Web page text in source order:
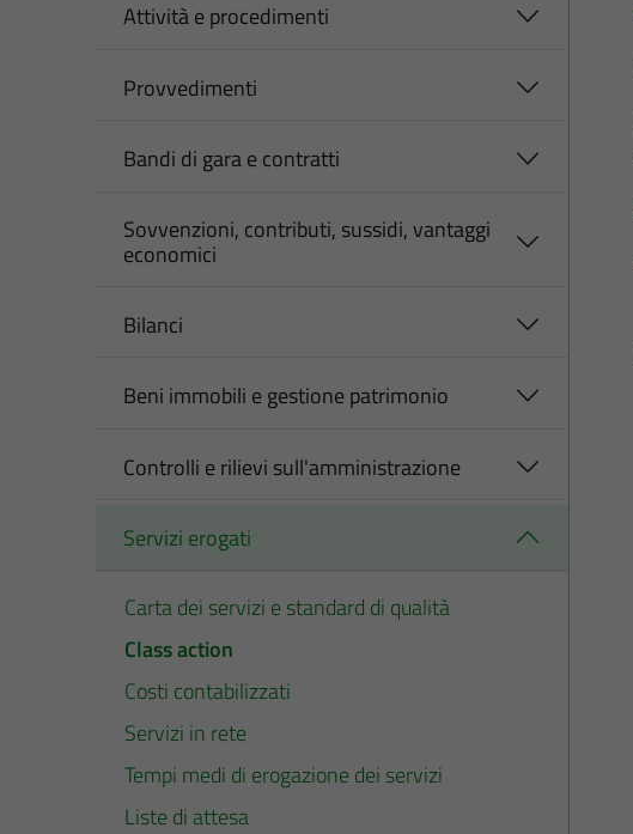
Attività e procedimenti
Provvedimenti
Bandi di gara e contratti
Sovvenzioni, contributi, sussidi, vantaggi
economici
Bilanci
Beni immobili e gestione patrimonio
Controlli e rilievi sull'amministrazione
Servizi erogati
Carta dei servizi e standard di qualità
Class action
Costi contabilizzati
Servizi in rete
Tempi medi di erogazione dei servizi
Liste di attesa